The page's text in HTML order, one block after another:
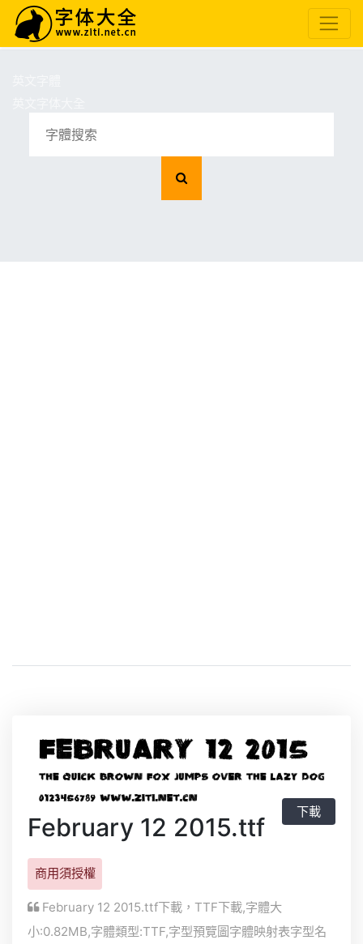
February 12 2015.ttf
下載
商用須授權
February 12 2015.ttf下載， TTF下載,字體大
小:0.82MB,字體類型:TTF,字型預覽圖字體映射表字型名